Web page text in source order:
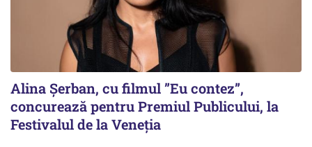
Alina Șerban, cu filmul ”Eu contez”,
concurează pentru Premiul Publicului, la
Festivalul de la Veneția